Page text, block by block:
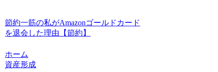
節約一筋の私がAmazonゴールドカード
を退会した理由【節約】
ホーム
資産形成